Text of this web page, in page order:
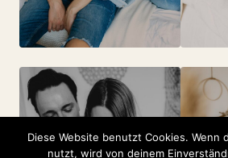
Diese Website benutzt Cookies. Wenn
nutzt, wird von deinem